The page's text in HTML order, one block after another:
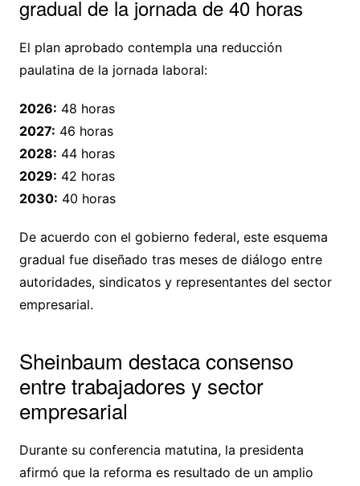
gradual de la jornada de 40 horas
El plan aprobado contempla una reducción
paulatina de la jornada laboral:
2026: 48 horas
2027: 46 horas
2028: 44 horas
2029: 42 horas
2030: 40 horas
De acuerdo con el gobierno federal, este esquema
gradual fue diseñado tras meses de diálogo entre
autoridades, sindicatos y representantes del sector
empresarial.
Sheinbaum destaca consenso
entre trabajadores y sector
empresarial
Durante su conferencia matutina, la presidenta
afirmó que la reforma es resultado de un amplio